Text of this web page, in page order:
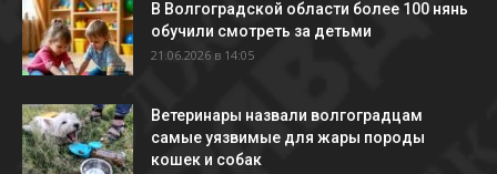
В Волгоградской области более 100 нянь
обучили смотреть за детьми
21.06.2026 в 14:05
Ветеринары назвали волгоградцам
самые уязвимые для жары породы
кошек и собак